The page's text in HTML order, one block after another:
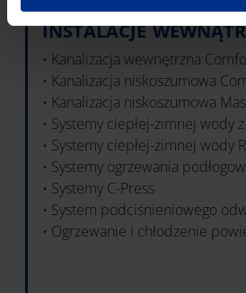
INSTALACJE
• Kanalizacja wewnętrzna
• Kanalizacja niskoszumowa
• Kanalizacja niskoszumowa
• Systemy ciepłej-zimnej wody z
• Systemy ciepłej-zimnej wody
• Systemy ogrzewania
• Systemy C-Press
• System podciśnieniowego
• Ogrzewanie i chłodzenie